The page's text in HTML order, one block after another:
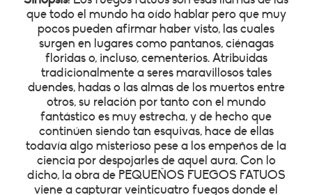
que todo el mundo ha oído hablar pero que muy
pocos pueden afirmar haber visto, las cuales
surgen en lugares como pantanos, ciénagas
floridas o, incluso, cementerios. Atribuidas
tradicionalmente a seres maravillosos tales
duendes, hadas o las almas de los muertos entre
otros, su relación por tanto con el mundo
fantástico es muy estrecha, y de hecho que
continúen siendo tan esquivas, hace de ellas
todavía algo misterioso pese a los empeños de la
ciencia por despojarles de aquel aura. Con lo
dicho, la obra de PEQUEÑOS FUEGOS FATUOS
viene a capturar veinticuatro fuegos donde el